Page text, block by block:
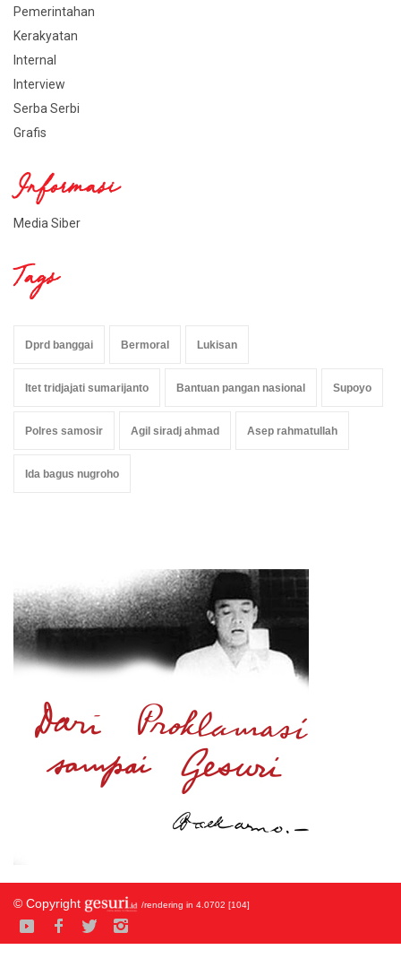
Pemerintahan
Kerakyatan
Internal
Interview
Serba Serbi
Grafis
Informasi
Media Siber
Tags
Dprd banggai Bermoral Lukisan
Itet tridjajati sumarijanto Bantuan pangan nasional Supoyo
Polres samosir Agil siradj ahmad Asep rahmatullah
Ida bagus nugroho
© Copyright /rendering in 4.0702 [104]